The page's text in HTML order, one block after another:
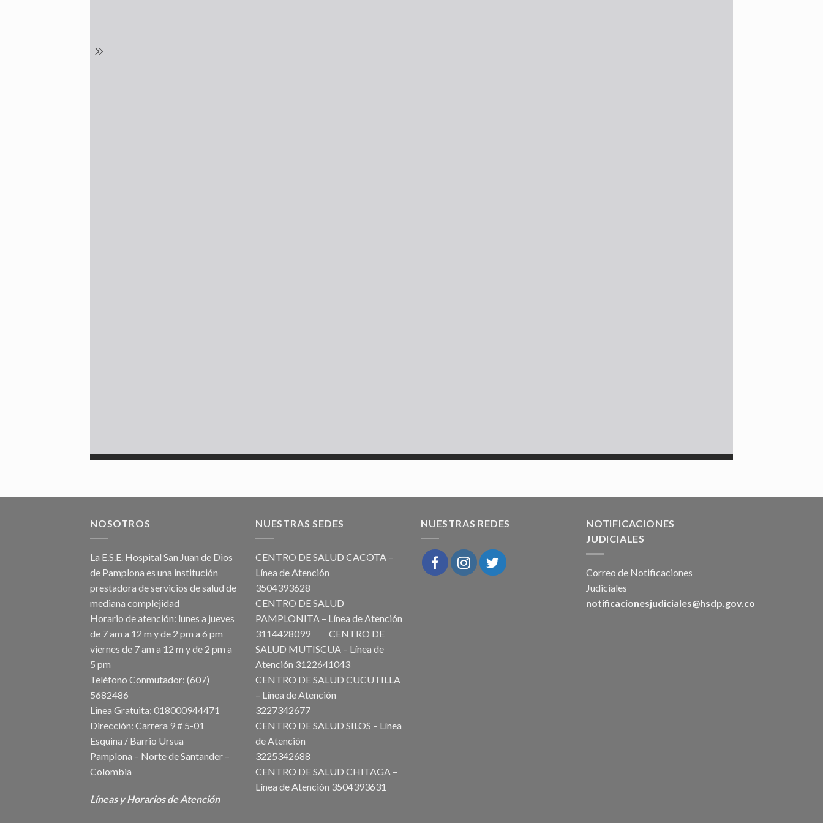
NOSOTROS
La E.S.E. Hospital San Juan de Dios
de Pamplona es una institución
prestadora de servicios de salud de
mediana complejidad
Horario de atención: lunes a jueves
de 7 am a 12 m y de 2 pm a 6 pm
viernes de 7 am a 12 m y de 2 pm a
5 pm
Teléfono Conmutador: (607)
5682486
Linea Gratuita: 018000944471
Dirección: Carrera 9 # 5-01
Esquina / Barrio Ursua
Pamplona – Norte de Santander –
Colombia
Líneas y Horarios de Atención
NUESTRAS SEDES
CENTRO DE SALUD CACOTA –
Línea de Atención
3504393628
CENTRO DE SALUD
PAMPLONITA – Línea de Atención
3114428099 CENTRO DE
SALUD MUTISCUA – Línea de
Atención 3122641043
CENTRO DE SALUD CUCUTILLA
– Línea de Atención
3227342677
CENTRO DE SALUD SILOS – Línea
de Atención
3225342688
CENTRO DE SALUD CHITAGA –
Línea de Atención 3504393631
NUESTRAS REDES
NOTIFICACIONES
JUDICIALES
Correo de Notificaciones
Judiciales
notificacionesjudiciales@hsdp.gov.co